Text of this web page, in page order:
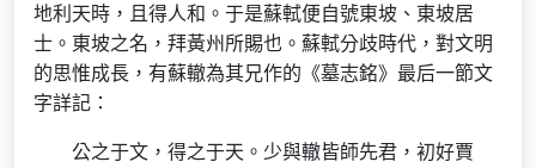
地利天時，且得人和。于是蘇軾便自號東坡、東坡居
士。東坡之名，拜黃州所賜也。蘇軾分歧時代，對文明
的思惟成長，有蘇轍為其兄作的《墓志銘》最后一節文
字詳記：
公之于文，得之于天。少與轍皆師先君，初好賈